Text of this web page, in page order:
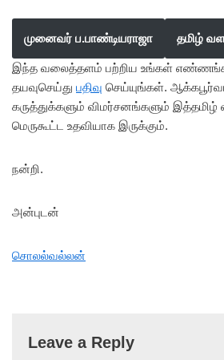
முனைவர் ப.பாண்டியராஜா தமிழ்
இந்த வலைத்தளம் பற்றிய உங்கள்
தயவுசெய்து பதிவு செய்யுங்கள்.
கருத்துக்களும் விமர்சனங்களும்
மெருகூட்ட உதவியாக இருக்கும்.
நன்றி.
அன்புடன்
சொலல்வல்லன்
Leave a Reply